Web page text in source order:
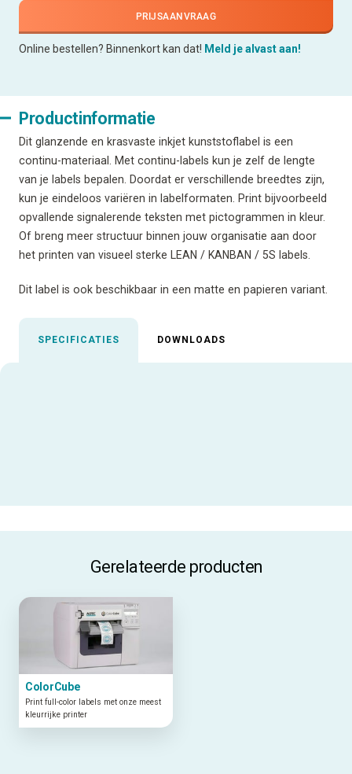
PRIJSAANVRAAG
Online bestellen? Binnenkort kan dat! Meld je alvast aan!
Productinformatie
Dit glanzende en krasvaste inkjet kunststoflabel is een
continu-materiaal. Met continu-labels kun je zelf de lengte
van je labels bepalen. Doordat er verschillende breedtes zijn,
kun je eindeloos variëren in labelformaten. Print bijvoorbeeld
opvallende signalerende teksten met pictogrammen in kleur.
Of breng meer structuur binnen jouw organisatie aan door
het printen van visueel sterke LEAN / KANBAN / 5S labels.
Dit label is ook beschikbaar in een matte en papieren variant.
SPECIFICATIES DOWNLOADS
Gerelateerde producten
ColorCube
Print full-color labels met onze meest
kleurrijke printer